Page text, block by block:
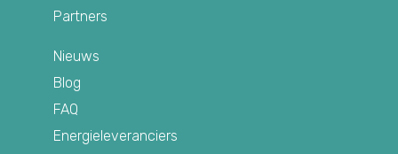
Partners
Nieuws
Blog
FAQ
Energieleveranciers